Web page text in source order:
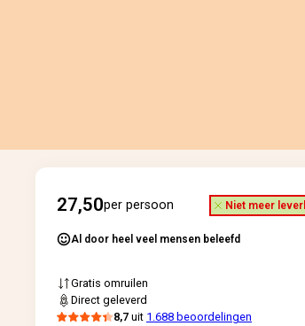
27,50per persoon Niet meer
Al door heel veel mensen beleefd
Gratis omruilen
Direct geleverd
8,7 uit 1.688 beoordelingen